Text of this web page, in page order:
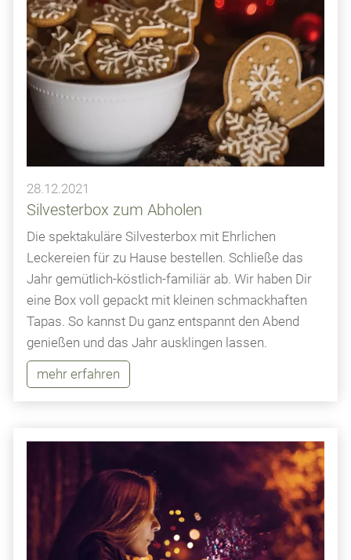
28.12.2021
Silvesterbox zum Abholen
Die spektakuläre Silvesterbox mit Ehrlichen
Leckereien für zu Hause bestellen. Schließe das
Jahr gemütlich-köstlich-familiär ab. Wir haben Dir
eine Box voll gepackt mit kleinen schmackhaften
Tapas. So kannst Du ganz entspannt den Abend
genießen und das Jahr ausklingen lassen.
mehr erfahren